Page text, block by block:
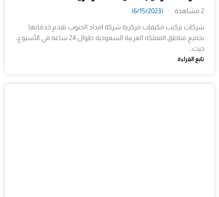
2 مشاهدة (6/15/2023)
شركات تركيب مكيفات مركزية شركة امداد الجنوب تقدم خدماتها
بجميع مناطق المملكه العربية السعودية طوال 24 ساعة في الأسبوع،
حيث…
تابع القراءة